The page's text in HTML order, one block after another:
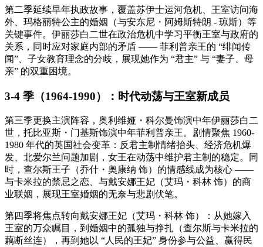
第二季延续早年执政故事，覆盖苏伊士运河危机、王室访问海
外、玛格丽特公主的婚姻（与安东尼・阿姆斯特朗 - 琼斯）等
关键事件。伊丽莎白二世在政治危机中学习平衡王室与政府的
关系，同时应对家庭内部的矛盾 —— 菲利普亲王的 “绯闻传
闻”、子女教育理念的分歧，展现她作为 “君主” 与 “妻子、母
亲” 的双重困境。
3-4 季（1964-1990）：时代动荡与王室新成员
第三季更换主演阵容，奥利维娅・科尔曼饰演中年伊丽莎白二
世，托比亚斯・门基斯饰演中年菲利普亲王。剧情聚焦 1960-
1980 年代的英国社会变革：反君主制情绪抬头、经济危机爆
发、北爱尔兰问题加剧，女王在动荡中维护君主制的稳定。同
时，查尔斯王子（乔什・奥康纳 饰）的情感线成为核心 ——
与卡米拉的禁忌之恋、与戴安娜王妃（艾玛・科林 饰）的商
业联姻，展现王室婚姻的无奈与悲剧伏笔。
第四季将焦点转向戴安娜王妃（艾玛・科林 饰）：从她嫁入
王室的万众瞩目，到婚姻中的孤独与挣扎（查尔斯与卡米拉的
藕断丝连），再到她以 “人民的王妃” 身份参与公益、赢得民